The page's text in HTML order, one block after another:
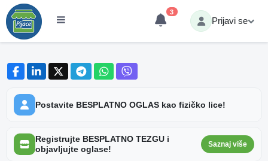
3
Prijavi se
Postavite BESPLATNO OGLAS kao fizičko lice!
Registrujte BESPLATNO TEZGU i
objavljujte oglase!
Saznaj više